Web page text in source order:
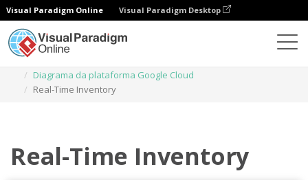
Visual Paradigm Online Visual Paradigm Desktop
Diagrama da plataforma Google Cloud
Real-Time Inventory
Real-Time Inventory